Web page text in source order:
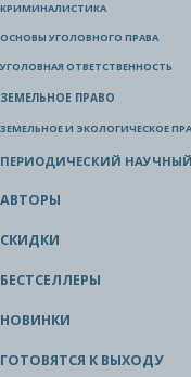
КРИМИНАЛИСТИКА
ОСНОВЫ УГОЛОВНОГО ПРАВА
УГОЛОВНАЯ ОТВЕТСТВЕННОСТЬ
ЗЕМЕЛЬНОЕ ПРАВО
ЗЕМЕЛЬНОЕ И ЭКОЛОГИЧЕСКОЕ
ПЕРИОДИЧЕСКИЙ
АВТОРЫ
СКИДКИ
БЕСТСЕЛЛЕРЫ
НОВИНКИ
ГОТОВЯТСЯ К ВЫХОДУ